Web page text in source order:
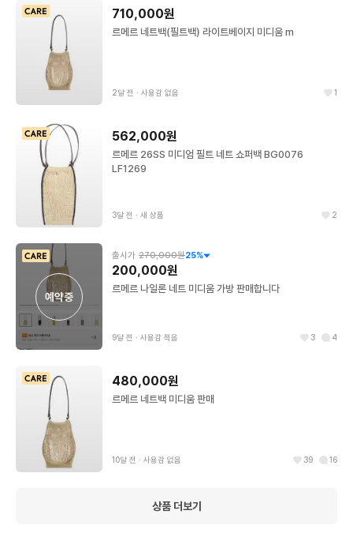
710,000원
르메르 네트백(필트백) 라이트베이지 미디움 m
2달 전 ∙ 사용감 없음 1
562,000원
르메르 26SS 미디엄 필트 네트 쇼퍼백 BG0076
LF1269
3달 전 ∙ 새 상품 2
예약중
출시가 270,000원25%
200,000원
르메르 나일론 네트 미디움 가방 판매합니다
9달 전 ∙ 사용감 적음 3 4
480,000원
르메르 네트백 미디움 판매
10달 전 ∙ 사용감 없음 39 16
상품 더보기